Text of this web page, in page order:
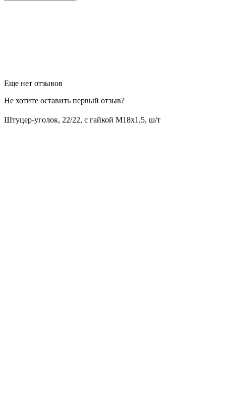
Еще нет отзывов
Не хотите оставить первый отзыв?
Штуцер-уголок, 22/22, с гайкой М18х1,5, ш/т